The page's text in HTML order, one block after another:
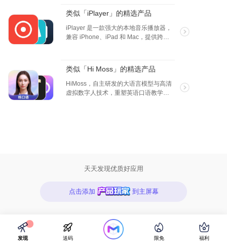
来理解意思，APP 会将一些长句拆开，
多次听，单词量，口语，听力都会一起
提升。
类似「iPlayer」的精选产品
iPlayer 是一款强大的本地音乐播放器，
兼容 iPhone、iPad 和 Mac，提供跨平
APE、DSD 等无损音频，满足高品质聆
听需求。用户可通过 WiFi 传输、本地文
件导入或视频音频提取轻松添加音乐，
并享受智能管理功能，如自动分类（专
类似「Hi Moss」的精选产品
HiMoss，自主研发的大语言模型与高清
虚拟数字人技术，重塑英语口语教学的
语学习旅程，享受到市场上无法比拟的
天天发现优质好应用
点击添加 到主屏幕
发现 送码 限免 福利